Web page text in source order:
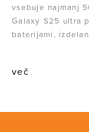
vsebuje najmanj
Galaxy S25 ultra
baterijami,
več